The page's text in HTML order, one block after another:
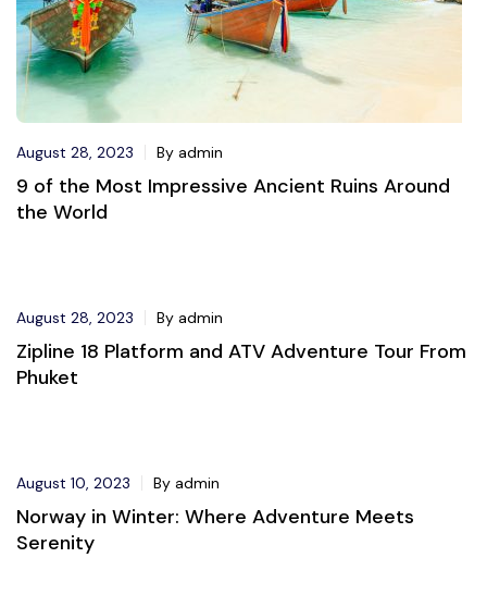
August 28, 2023 By admin
9 of the Most Impressive Ancient Ruins Around
the World
August 28, 2023
By admin
Zipline 18 Platform and ATV Adventure Tour From
Phuket
August 10, 2023
By admin
Norway in Winter: Where Adventure Meets
Serenity